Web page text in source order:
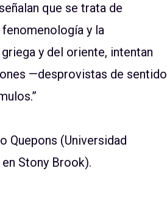
que se trata de
y la
y del oriente, intentan
—desprovistas de sentido
Quepons (Universidad
Stony Brook).